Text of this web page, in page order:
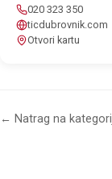
020 323 350
ticdubrovnik.com
Otvori kartu
← Natrag na